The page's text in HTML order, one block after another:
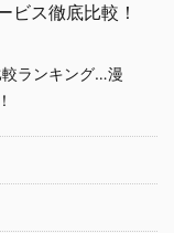
ビス徹底比較！
較ランキング…漫